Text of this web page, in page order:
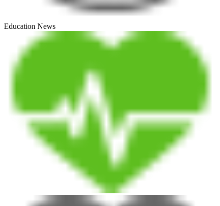
Education News